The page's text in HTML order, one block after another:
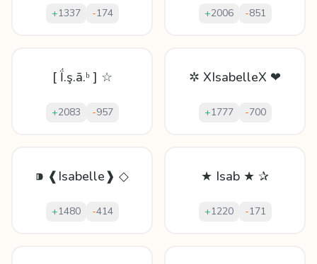
+1337 -174 +2006 -851
[ Ḯ.ş.ā.ᵇ ] ☆
+2083 -957
✲ XIsabelleX ❤
+1777 -700
⁍ ❰Isabelle❱ ◇
+1480 -414
★ Isab ★ ✰
+1220 -171